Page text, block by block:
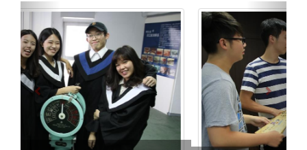
Previous Next